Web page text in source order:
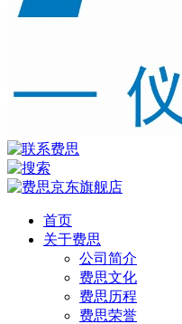
首页
关于费思
公司简介
费思文化
费思历程
费思荣誉